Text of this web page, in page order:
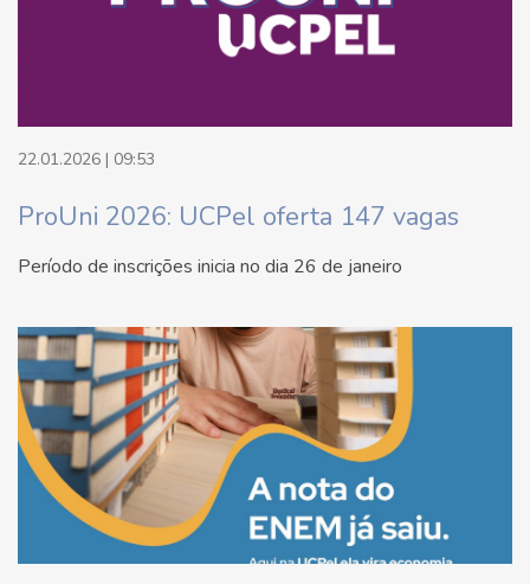
22.01.2026 | 09:53
ProUni 2026: UCPel oferta 147 vagas
Período de inscrições inicia no dia 26 de janeiro